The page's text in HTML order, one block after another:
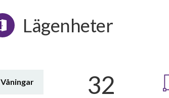
Lägenheter
Våningar 32